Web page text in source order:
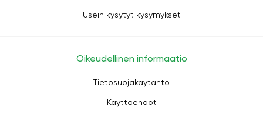
Usein kysytyt kysymykset
Oikeudellinen informaatio
Tietosuojakäytäntö
Käyttöehdot